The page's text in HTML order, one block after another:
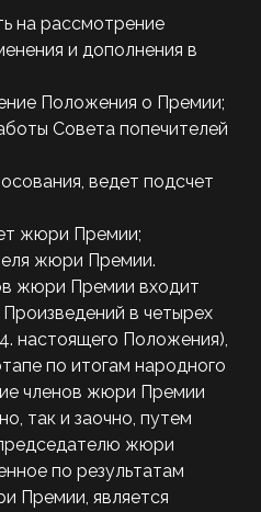
на рассмотрение
и дополнения в
Положения о Премии;
Совета попечителей
ведет подсчет
жюри Премии;
жюри Премии.
жюри Премии входит
в четырех
настоящего Положения),
по итогам народного
членов жюри Премии
так и заочно, путем
жюри
по результатам
Премии, является